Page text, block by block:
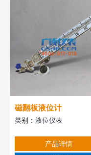
磁翻板液位计
类别： 液位仪表
产品详情